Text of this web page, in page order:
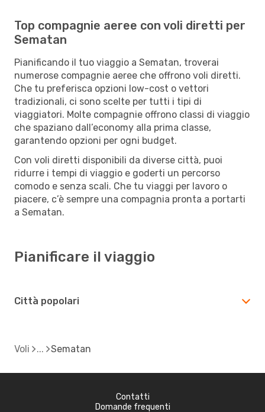
Top compagnie aeree con voli diretti per
Sematan
Pianificando il tuo viaggio a Sematan, troverai
numerose compagnie aeree che offrono voli diretti.
Che tu preferisca opzioni low-cost o vettori
tradizionali, ci sono scelte per tutti i tipi di
viaggiatori. Molte compagnie offrono classi di viaggio
che spaziano dall’economy alla prima classe,
garantendo opzioni per ogni budget.
Con voli diretti disponibili da diverse città, puoi
ridurre i tempi di viaggio e goderti un percorso
comodo e senza scali. Che tu viaggi per lavoro o
piacere, c’è sempre una compagnia pronta a portarti
a Sematan.
Pianificare il viaggio
Città popolari
Voli Sematan
Contatti
Domande frequenti